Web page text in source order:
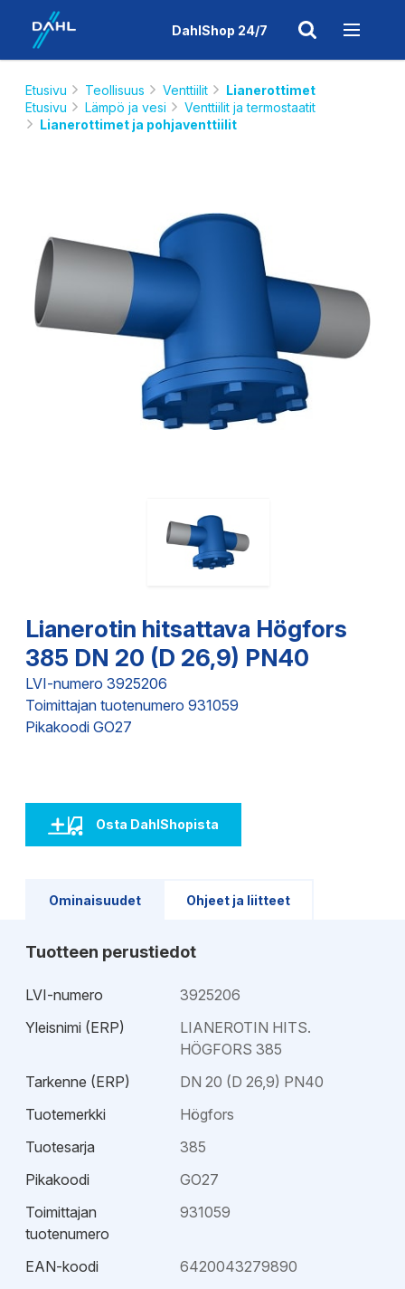
DahlShop 24/7
Etusivu Teollisuus Venttiilit
Lianerottimet
Etusivu
Lämpö ja vesi
Venttiilit ja termostaatit
Lianerottimet ja pohjaventtiilit
Lianerotin hitsattava Högfors
385 DN 20 (D 26,9) PN40
LVI-numero 3925206
Toimittajan tuotenumero 931059
Pikakoodi GO27
Osta DahlShopista
Ominaisuudet Ohjeet ja liitteet
Tuotteen perustiedot
LVI-numero
3925206
Yleisnimi (ERP)
LIANEROTIN HITS.
HÖGFORS 385
Tarkenne (ERP)
DN 20 (D 26,9) PN40
Tuotemerkki
Högfors
Tuotesarja
385
Pikakoodi
GO27
Toimittajan
tuotenumero
931059
EAN-koodi
6420043279890